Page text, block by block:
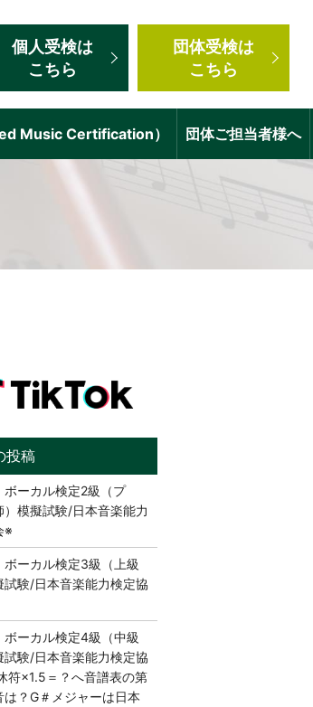
個人受検は
こちら
団体受検は
こちら
Music Certification） 団体ご担当者様へ
ボーカル検定2級（プ
）模擬試験/日本音楽能力
※
ボーカル検定3級（上級
試験/日本音楽能力検定協
ボーカル検定4級（中級
試験/日本音楽能力検定協
符×1.5＝？へ音譜表の第
は？G＃メジャーは日本